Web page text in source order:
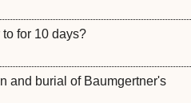
for 10 days?
and burial of Baumgertner's